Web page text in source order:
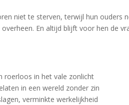
niet te sterven, terwijl hun
En altijd blijft voor hen de
roerloos in het vale zonlicht
in een wereld zonder zin
verminkte werkelijkheid